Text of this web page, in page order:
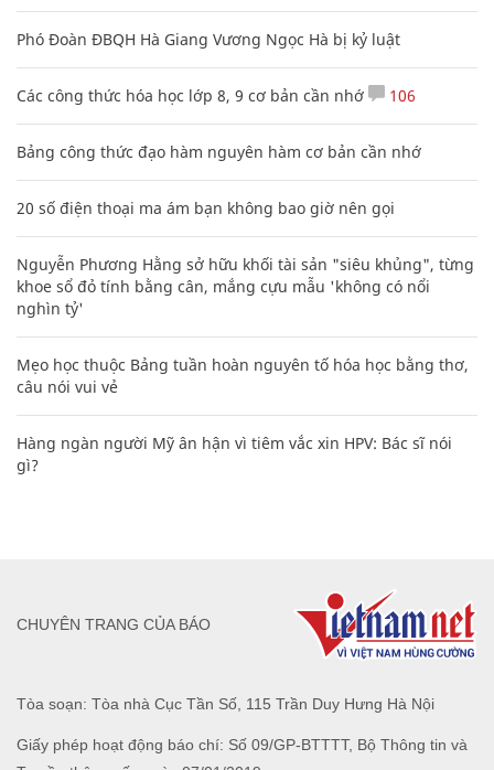
Phó Đoàn ĐBQH Hà Giang Vương Ngọc Hà bị kỷ luật
Các công thức hóa học lớp 8, 9 cơ bản cần nhớ 106
Bảng công thức đạo hàm nguyên hàm cơ bản cần nhớ
20 số điện thoại ma ám bạn không bao giờ nên gọi
Nguyễn Phương Hằng sở hữu khối tài sản "siêu khủng", từng
khoe sổ đỏ tính bằng cân, mắng cựu mẫu 'không có nổi
nghìn tỷ'
Mẹo học thuộc Bảng tuần hoàn nguyên tố hóa học bằng thơ,
câu nói vui vẻ
Hàng ngàn người Mỹ ân hận vì tiêm vắc xin HPV: Bác sĩ nói
gì?
Tòa soạn: Tòa nhà Cục Tần Số, 115 Trần Duy Hưng Hà Nội
Giấy phép hoạt động báo chí: Số 09/GP-BTTTT, Bộ Thông tin và
CHUYÊN TRANG CỦA BÁO